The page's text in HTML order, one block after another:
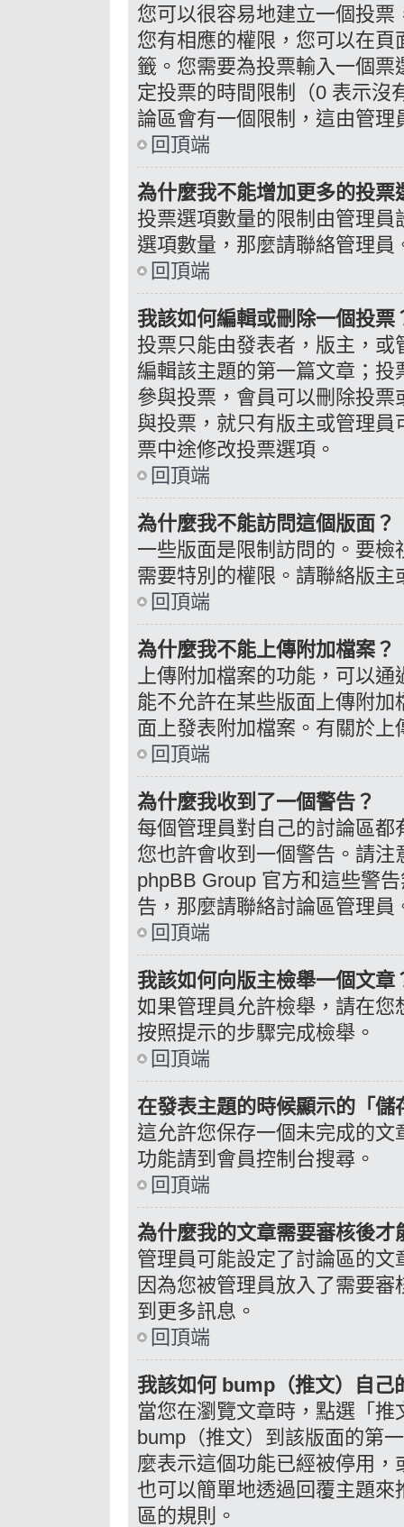
您可以很容易地建立一個投
您有相應的權限，您可以在
籤。您需要為投票輸入一個
定投票的時間限制（0 表示沒
論區會有一個限制，這由管理
回頂端
為什麼我不能增加更多的投票
投票選項數量的限制由管理
選項數量，那麼請聯絡管理員
回頂端
我該如何編輯或刪除一個投票
投票只能由發表者，版主，
編輯該主題的第一篇文章；
參與投票，會員可以刪除投
與投票，就只有版主或管理
票中途修改投票選項。
回頂端
為什麼我不能訪問這個版面？
一些版面是限制訪問的。要
需要特別的權限。請聯絡版主
回頂端
為什麼我不能上傳附加檔案？
上傳附加檔案的功能，可以
能不允許在某些版面上傳附
面上發表附加檔案。有關於
回頂端
為什麼我收到了一個警告？
每個管理員對自己的討論區
您也許會收到一個警告。請
phpBB Group 官方和這些警
告，那麼請聯絡討論區管理員
回頂端
我該如何向版主檢舉一個文章
如果管理員允許檢舉，請在
按照提示的步驟完成檢舉。
回頂端
在發表主題的時候顯示的「
這允許您保存一個未完成的
功能請到會員控制台搜尋。
回頂端
為什麼我的文章需要審核後才
管理員可能設定了討論區的
因為您被管理員放入了需要
到更多訊息。
回頂端
我該如何 bump（推文）自己
當您在瀏覽文章時，點選「
bump（推文）到該版面的第
麼表示這個功能已經被停用
也可以簡單地透過回覆主題
區的規則。